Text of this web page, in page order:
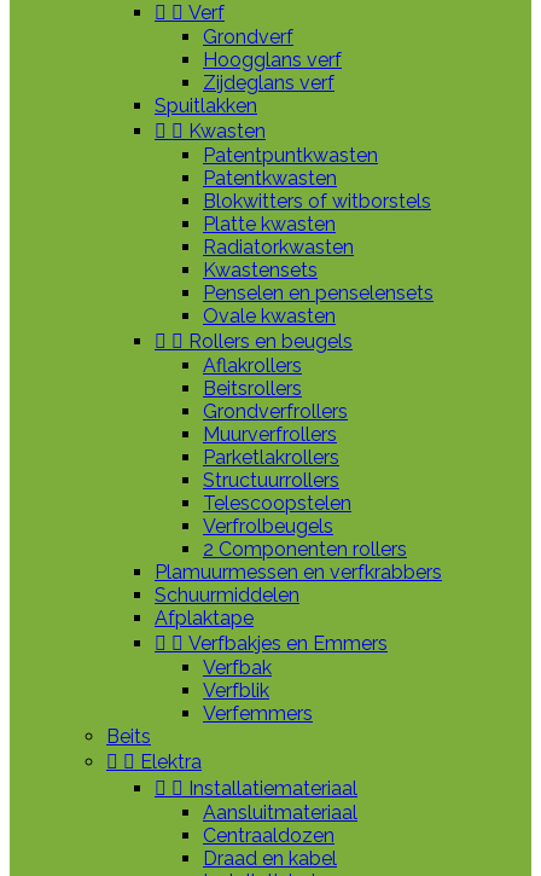
  Verf
Grondverf
Hoogglans verf
Zijdeglans verf
Spuitlakken
  Kwasten
Patentpuntkwasten
Patentkwasten
Blokwitters of witborstels
Platte kwasten
Radiatorkwasten
Kwastensets
Penselen en penselensets
Ovale kwasten
  Rollers en beugels
Aflakrollers
Beitsrollers
Grondverfrollers
Muurverfrollers
Parketlakrollers
Structuurrollers
Telescoopstelen
Verfrolbeugels
2 Componenten rollers
Plamuurmessen en verfkrabbers
Schuurmiddelen
Afplaktape
  Verfbakjes en Emmers
Verfbak
Verfblik
Verfemmers
Beits
  Elektra
  Installatiemateriaal
Aansluitmateriaal
Centraaldozen
Draad en kabel